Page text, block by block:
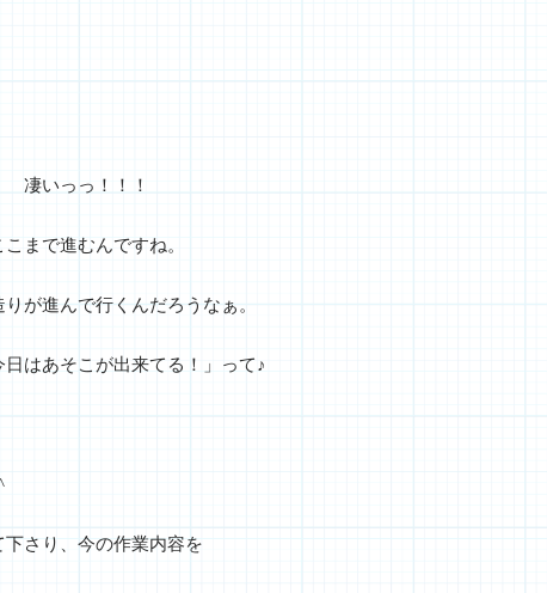
凄いっっ！！！
まで進むんですね。
が進んで行くんだろうなぁ。
はあそこが出来てる！」って♪
さり、今の作業内容を